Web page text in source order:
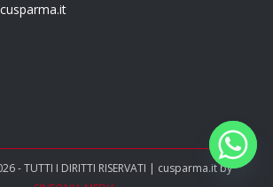
- TUTTI I DIRITTI RISERVATI | cusparma.it by